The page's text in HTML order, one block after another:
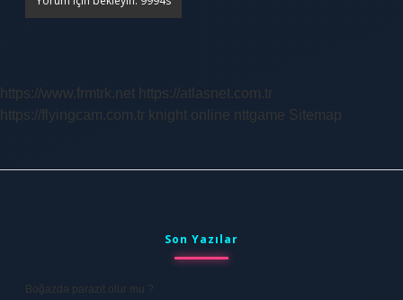
https://www.frmtrk.net https://atlasnet.com.tr
https://flyingcam.com.tr knight online nttgame Sitemap
Son Yazılar
Boğazda parazit olur mu ?